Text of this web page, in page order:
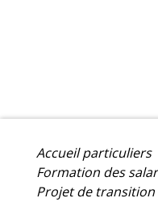
Accueil particuliers
Formation des
Projet de transition